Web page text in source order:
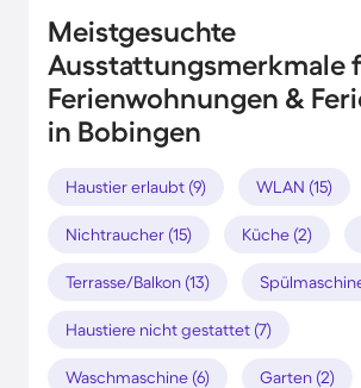
Meistgesuchte
Ausstattungsmerkmale
Ferienwohnungen &
in Bobingen
Haustier erlaubt (9) WLAN (15)
Nichtraucher (15) Küche (2)
Terrasse/Balkon (13)
Haustiere nicht gestattet (7)
Waschmaschine (6) Garten (2)